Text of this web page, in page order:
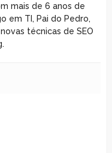
mais de 6 anos de
em TI, Pai do Pedro,
técnicas de SEO